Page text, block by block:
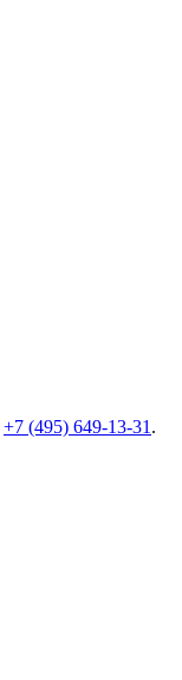
+7 (495) 649-13-31 .